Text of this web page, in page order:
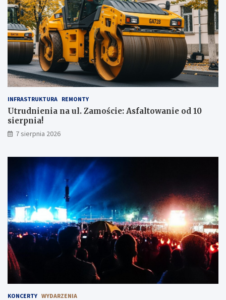
INFRASTRUKTURA REMONTY
Utrudnienia na ul. Zamoście: Asfaltowanie od 10
sierpnia!
7 sierpnia 2026
KONCERTY WYDARZENIA